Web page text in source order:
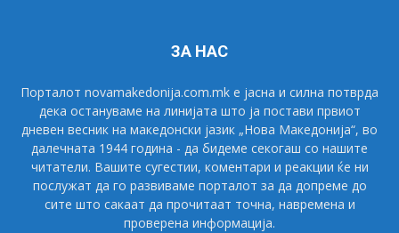
ЗА НАС
Порталот novamakedonija.com.mk е јасна и силна потврда
дека остануваме на линијата што ја постави првиот
дневен весник на македонски јазик „Нова Македонија“, во
далечната 1944 година - да бидеме секогаш со нашите
читатели. Вашите сугестии, коментари и реакции ќе ни
послужат да го развиваме порталот за да допреме до
сите што сакаат да прочитаат точна, навремена и
проверена информација.